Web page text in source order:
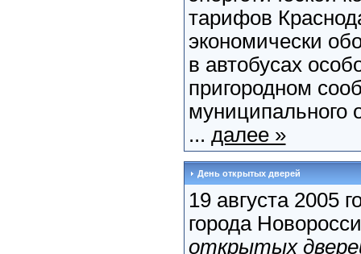
тарифов
экономически
в автобусах
пригородном
муниципального
... далее »
День открытых дверей
19 августа 2005
города
открытых